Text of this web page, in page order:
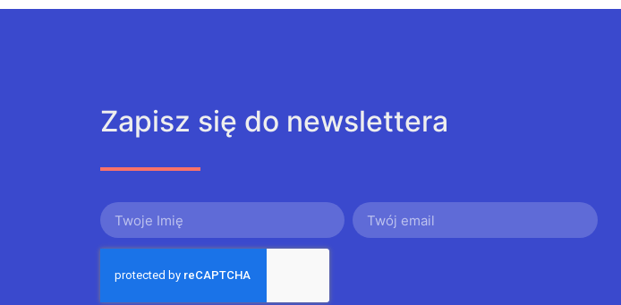
Zapisz się do newslettera